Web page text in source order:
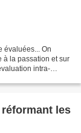
évaluées... On
à la passation et sur
intra-
les